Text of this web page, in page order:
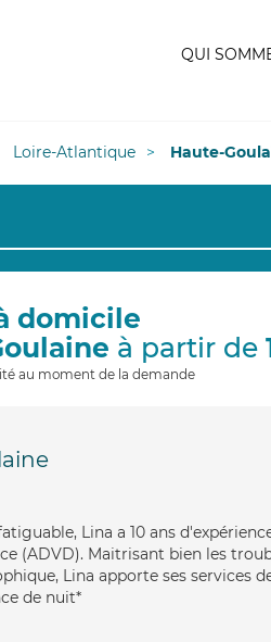
QUI
Loire-Atlantique Haute-
domicile
à partir de
au moment de la demande
Lina a 10 ans
(ADVD). Maitrisant bien les
Lina apporte ses services
de nuit*